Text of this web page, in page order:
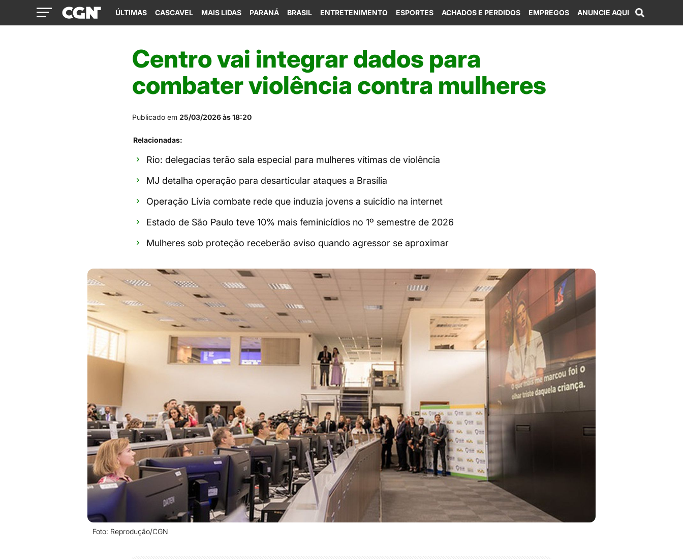
ÚLTIMAS CASCAVEL MAIS LIDAS PARANÁ BRASIL ENTRETENIMENTO ESPORTES ACHADOS E PERDIDOS EMPREGOS ANUNCIE AQUI
Centro vai integrar dados para
combater violência contra mulheres
Publicado em 25/03/2026 às 18:20
Relacionadas:
Rio: delegacias terão sala especial para mulheres vítimas de violência
MJ detalha operação para desarticular ataques a Brasília
Operação Lívia combate rede que induzia jovens a suicídio na internet
Estado de São Paulo teve 10% mais feminicídios no 1º semestre de 2026
Mulheres sob proteção receberão aviso quando agressor se aproximar
Foto: Reprodução/CGN